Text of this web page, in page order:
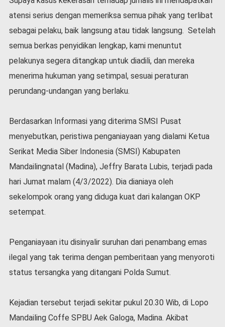
atensi serius dengan memeriksa semua pihak yang terlibat
sebagai pelaku, baik langsung atau tidak langsung. Setelah
semua berkas penyidikan lengkap, kami menuntut
pelakunya segera ditangkap untuk diadili, dan mereka
menerima hukuman yang setimpal, sesuai peraturan
perundang-undangan yang berlaku.
Berdasarkan Informasi yang diterima SMSI Pusat
menyebutkan, peristiwa penganiayaan yang dialami Ketua
Serikat Media Siber Indonesia (SMSI) Kabupaten
Mandailingnatal (Madina), Jeffry Barata Lubis, terjadi pada
hari Jumat malam (4/3/2022). Dia dianiaya oleh
sekelompok orang yang diduga kuat dari kalangan OKP
setempat.
Penganiayaan itu disinyalir suruhan dari penambang emas
ilegal yang tak terima dengan pemberitaan yang menyoroti
status tersangka yang ditangani Polda Sumut.
Kejadian tersebut terjadi sekitar pukul 20.30 Wib, di Lopo
Mandailing Coffe SPBU Aek Galoga, Madina. Akibat